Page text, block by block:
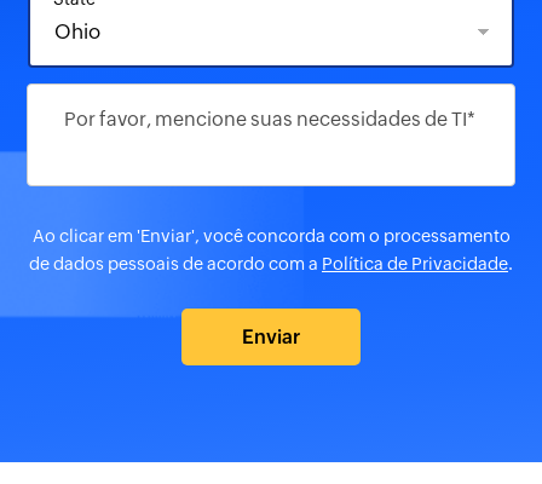
Por favor, mencione suas necessidades de TI*
Ao clicar em 'Enviar', você concorda com o processamento
de dados pessoais de acordo com a Política de Privacidade.
Enviar